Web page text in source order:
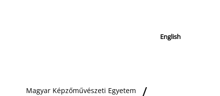
English
Magyar Képzőművészeti Egyetem